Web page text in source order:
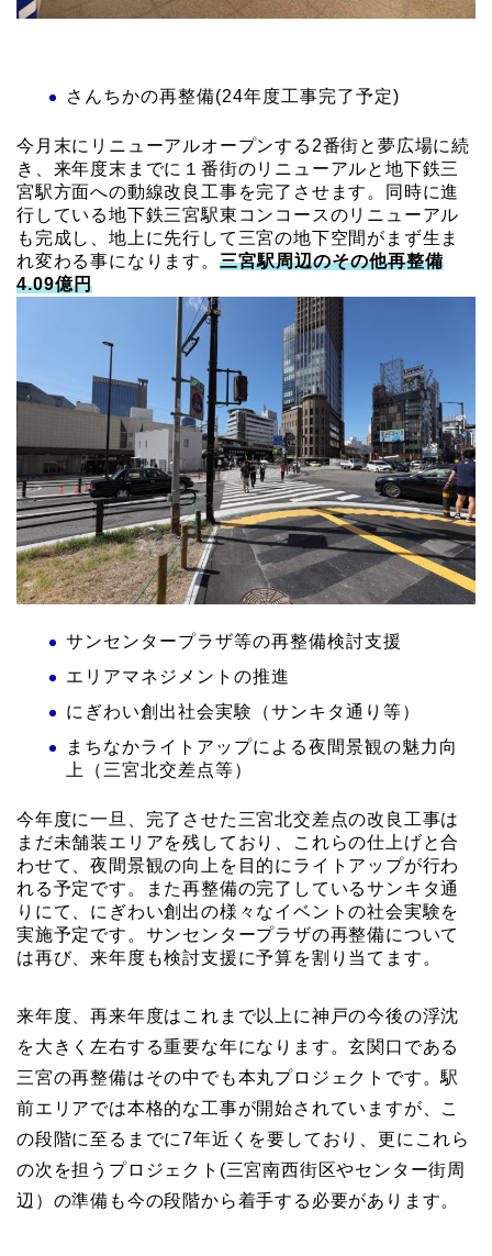
さんちかの再整備(24年度工事完了予定)
今月末にリニューアルオープンする2番街と夢広場に続
き、来年度末までに１番街のリニューアルと地下鉄三
宮駅方面への動線改良工事を完了させます。同時に進
行している地下鉄三宮駅東コンコースのリニューアル
も完成し、地上に先行して三宮の地下空間がまず生ま
れ変わる事になります。 三宮駅周辺のその他再整備
4.09億円
サンセンタープラザ等の再整備検討支援
エリアマネジメントの推進
にぎわい創出社会実験（サンキタ通り等）
まちなかライトアップによる夜間景観の魅⼒向
上（三宮北交差点等）
今年度に一旦、完了させた三宮北交差点の改良工事は
まだ未舗装エリアを残しており、これらの仕上げと合
わせて、夜間景観の向上を目的にライトアップが行わ
れる予定です。また再整備の完了しているサンキタ通
りにて、にぎわい創出の様々なイベントの社会実験を
実施予定です。サンセンタープラザの再整備について
は再び、来年度も検討支援に予算を割り当てます。
来年度、再来年度はこれまで以上に神戸の今後の浮沈
を大きく左右する重要な年になります。玄関口である
三宮の再整備はその中でも本丸プロジェクトです。駅
前エリアでは本格的な工事が開始されていますが、こ
の段階に至るまでに7年近くを要しており、更にこれら
の次を担うプロジェクト(三宮南西街区やセンター街周
辺）の準備も今の段階から着手する必要があります。